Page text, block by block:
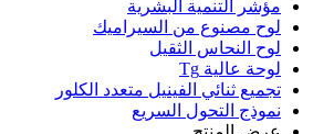
مؤشر التنمية البشرية
لوح مصنوع من السيراميك
لوح النحاس الثقيل
لوحة عالية Tg
تجميع ثنائي الفينيل متعدد الكلور
نموذج التحول السريع